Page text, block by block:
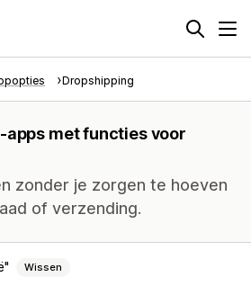
Dropshipping
met functies voor
zonder je zorgen te hoeven
of verzending.
Wissen